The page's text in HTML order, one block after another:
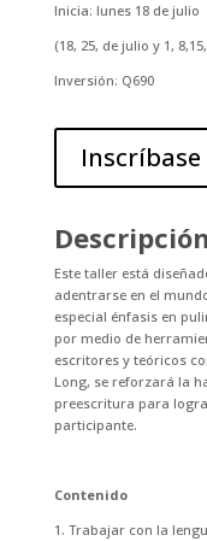
Inicia: lunes 18 de julio
(18, 25, de julio y 1,
Inversión: Q690
Este taller está
adentrarse en el
especial énfasis en
por medio de
escritores y teóricos
Long, se reforzará la
preescritura para
participante.
Contenido
1. Trabajar con la